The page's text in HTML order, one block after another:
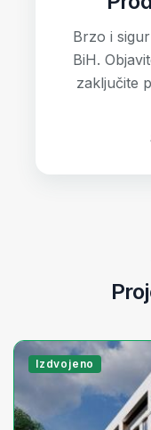
Brzo i
BiH.
zaključite
Izdvojeno